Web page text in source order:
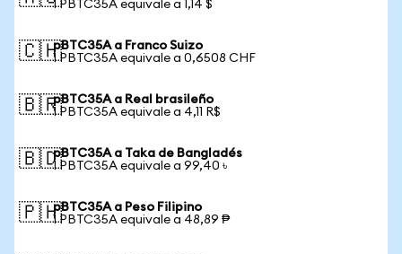
1 PBTC35A equivale a 1,14 $
🇨🇭pBTC35A a Franco Suizo
1 PBTC35A equivale a 0,6508 CHF
🇧🇷pBTC35A a Real brasileño
1 PBTC35A equivale a 4,11 R$
🇧🇩pBTC35A a Taka de Bangladés
1 PBTC35A equivale a 99,40 ৳
🇵🇭pBTC35A a Peso Filipino
1 PBTC35A equivale a 48,89 ₱